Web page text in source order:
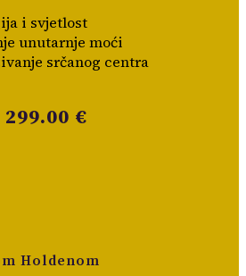
i svjetlost
unutarnje moći
srčanog centra
299.00 €
Holdenom